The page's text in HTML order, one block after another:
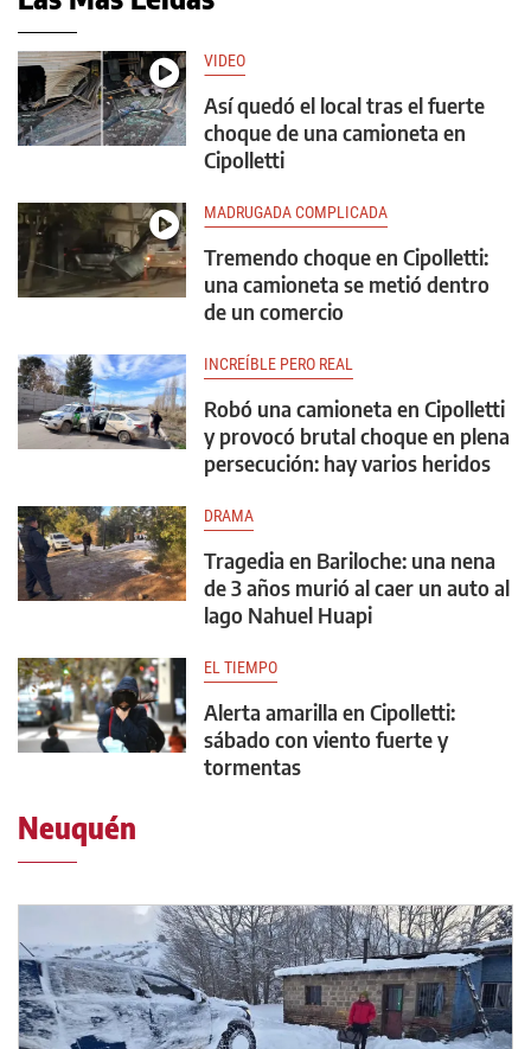
VIDEO
Así quedó el local tras el fuerte
choque de una camioneta en
Cipolletti
MADRUGADA COMPLICADA
Tremendo choque en Cipolletti:
una camioneta se metió dentro
de un comercio
INCREÍBLE PERO REAL
Robó una camioneta en Cipolletti
y provocó brutal choque en plena
persecución: hay varios heridos
DRAMA
Tragedia en Bariloche: una nena
de 3 años murió al caer un auto al
lago Nahuel Huapi
EL TIEMPO
Alerta amarilla en Cipolletti:
sábado con viento fuerte y
tormentas
Neuquén